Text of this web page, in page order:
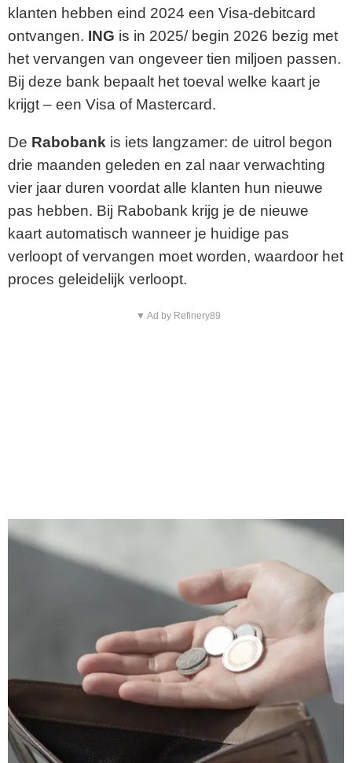
klanten hebben eind 2024 een Visa-debitcard
ontvangen. ING is in 2025/ begin 2026 bezig met
het vervangen van ongeveer tien miljoen passen.
Bij deze bank bepaalt het toeval welke kaart je
krijgt – een Visa of Mastercard.
De Rabobank is iets langzamer: de uitrol begon
drie maanden geleden en zal naar verwachting
vier jaar duren voordat alle klanten hun nieuwe
pas hebben. Bij Rabobank krijg je de nieuwe
kaart automatisch wanneer je huidige pas
verloopt of vervangen moet worden, waardoor het
proces geleidelijk verloopt.
▼ Ad by Refinery89